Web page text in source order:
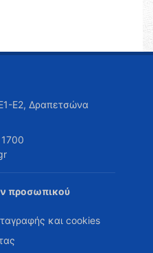
Ε2, Δραπετσώνα
προσωπικού
και cookies